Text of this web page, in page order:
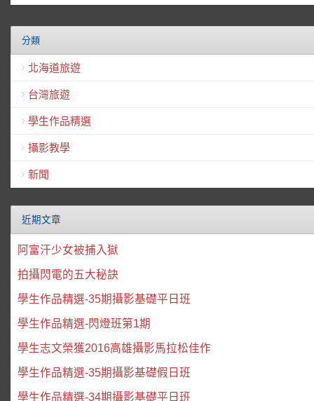
分類
北海道旅遊
台灣旅遊
學生作品精選
攝影教學
新聞
近期文章
阿富汗少女被捕入獄
拍攝閃電的五大秘訣
學生作品精選-35期攝影基礎平日班
學生作品精選-閃燈班第1期
學生志文榮獲2016高雄攝影馬拉松佳作
學生作品精選-35期攝影基礎假日班
學生作品精選-34期攝影基礎平日班